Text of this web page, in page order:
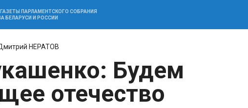
ПАРЛАМЕНТСКОГО СОБРАНИЯ
БЕЛАРУСИ И РОССИИ
НЕРАТОВ
Будем
отечество